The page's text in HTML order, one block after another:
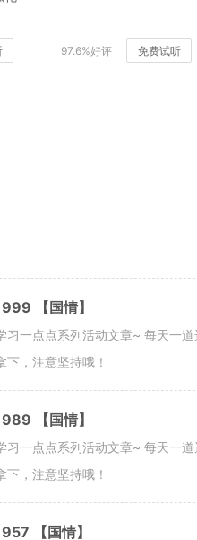
97.6%好评 免费试听
【国情】
习一点点系列活动文章~ 每天一
，注意坚持哦！
【国情】
习一点点系列活动文章~ 每天一
，注意坚持哦！
【国情】